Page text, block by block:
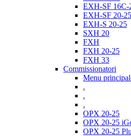
EXH-SF 16C-
EXH-SF 20-25
EXH-S 20-25
SXH 20
FXH
FXH 20-25
FXH 33
Commissionatori
Menu
.
.
.
OPX 20-25
OPX 20-25
OPX 20-25